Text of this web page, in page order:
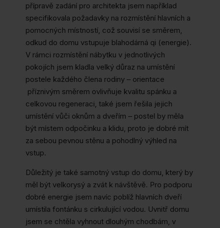
přípravě zadání pro architekta jsem například
specifikovala požadavky na rozmístění hlavních a
pomocných místností, což souvisí se směrem,
odkud do domu vstupuje blahodárná qi (energie).
V rámci rozmístění nábytku v jednotlivých
pokojích jsem kladla velký důraz na umístění
postele každého člena rodiny – orientace
příznivým směrem ovlivňuje kvalitu spánku a
celkovou regeneraci, také jsem řešila jejich
umístění vůči oknům a dveřím – postel by měla
být místem odpočinku a klidu, proto je dobré mít
za sebou pevnou stěnu a pohodlný výhled na
vstup.
Důležitý je také samotný vstup do domu, který by
měl být velkorysý a zvát k návštěvě. Pro podporu
dobré energie jsem navíc poblíž hlavních dveří
umístila fontánku s cirkulující vodou. Uvnitř domu
jsem se chtěla vyhnout dlouhým chodbám, v